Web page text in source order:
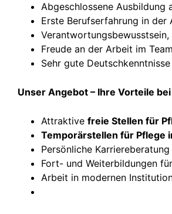
Abgeschlossene Ausbildung
Erste Berufserfahrung in
Freude an der Arbeit im
Sehr gute
Unser Angebot – Ihre Vorteile
Attraktive freie Stellen für
Temporärstellen für Pflege
Persönliche
Fort- und Weiterbildungen
Arbeit in modernen